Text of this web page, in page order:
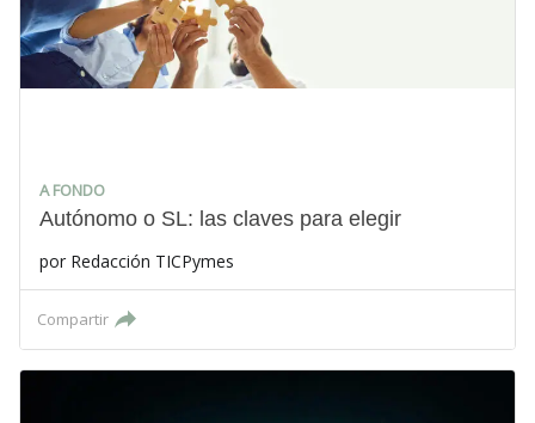
A FONDO
Autónomo o SL: las claves para elegir
por Redacción TICPymes
Compartir